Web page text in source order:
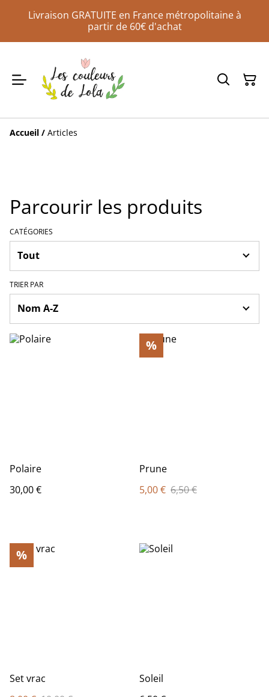
Livraison GRATUITE en France métropolitaine à
partir de 60€ d'achat
Accueil / Articles
Parcourir les produits
CATÉGORIES
TRIER PAR
Polaire
30,00 €
%
Prune
5,00 € 6,50 €
%
Set vrac
Soleil